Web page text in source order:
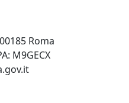
Roma
M9GECX